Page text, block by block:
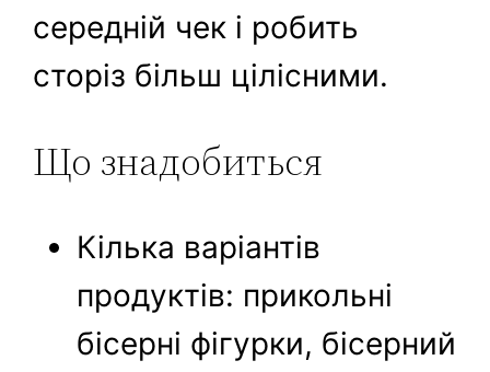
середній чек і робить
сторіз більш цілісними.
Що знадобиться
Кілька варіантів
продуктів: прикольні
бісерні фігурки, бісерний